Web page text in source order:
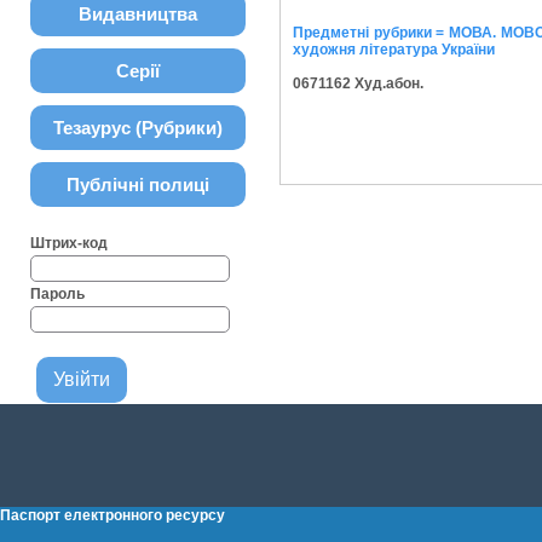
Видавництва
Серії
Тезаурус (Рубрики)
Публічні полиці
Штрих-код
Пароль
Предметні рубрики = МОВА.
художня література України
0671162 Худ.абон.
Паспорт електронного ресурсу